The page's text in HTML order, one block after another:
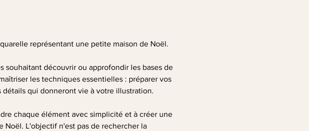
représentant une petite maison de Noël.
souhaitant découvrir ou approfondir les bases de
les techniques essentielles : préparer vos
qui donneront vie à votre illustration.
chaque élément avec simplicité et à créer une
Noël. L'objectif n'est pas de rechercher la